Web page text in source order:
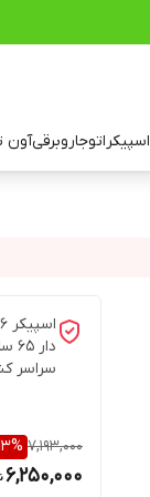
اسپیکراتوجاروبرقیآون
سراسر
7,193,000
%
6,250,000